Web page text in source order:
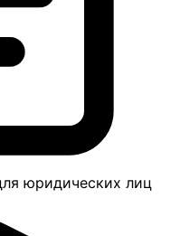
юридических лиц